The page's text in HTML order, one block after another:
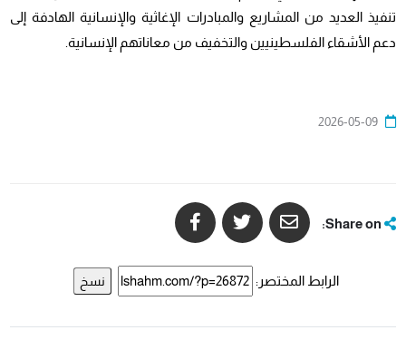
تنفيذ العديد من المشاريع والمبادرات الإغاثية والإنسانية الهادفة إلى
دعم الأشقاء الفلسطينيين والتخفيف من معاناتهم الإنسانية.
2026-05-09
الرابط المختصر: نسخ